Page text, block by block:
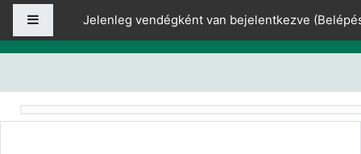
Tovább a fő tartalomhoz
OldalpanelJelenleg vendégként van bejelentkezve (